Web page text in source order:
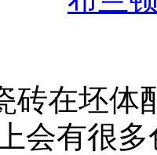
砖在坯体
会有很